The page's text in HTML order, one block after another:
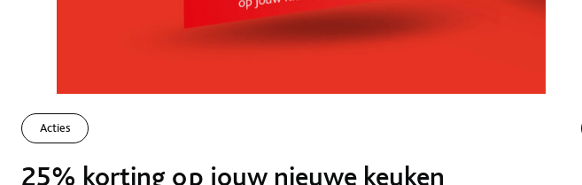
Acties
25% korting op jouw nieuwe keuken